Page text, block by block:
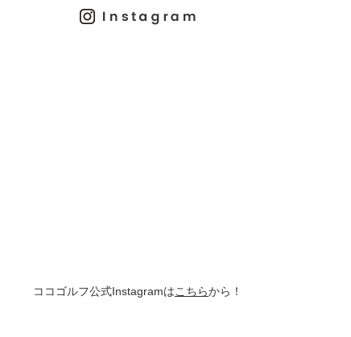
ココゴルフ公式Instagramはこちらから！